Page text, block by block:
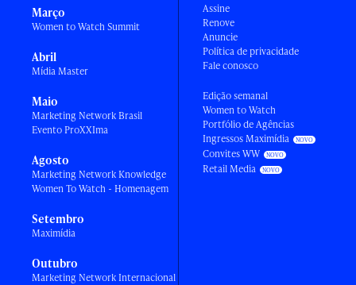
Março
Women to Watch Summit
Abril
Mídia Master
Maio
Marketing Network Brasil
Evento ProXXIma
Agosto
Marketing Network Knowledge
Women To Watch - Homenagem
Setembro
Maximídia
Outubro
Marketing Network Internacional
Assine
Renove
Anuncie
Política de privacidade
Fale conosco
Edição semanal
Women to Watch
Portfólio de Agências
Ingressos Maximídia
Convites WW
Retail Media